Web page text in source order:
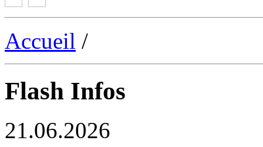
Accueil /
Flash Infos
21.06.2026